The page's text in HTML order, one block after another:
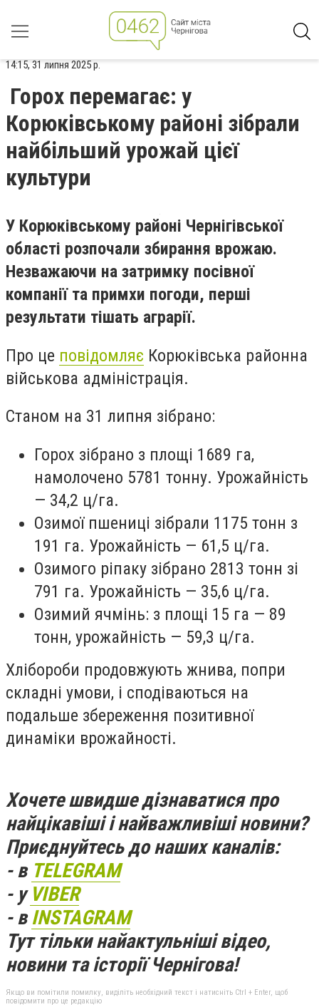
14:15, 31 липня 2025 р.
Горох перемагає: у
Корюківському районі зібрали
найбільший урожай цієї
культури
У Корюківському районі Чернігівської
області розпочали збирання врожаю.
Незважаючи на затримку посівної
компанії та примхи погоди, перші
результати тішать аграрії.
Про це повідомляє Корюківська районна
військова адміністрація.
Станом на 31 липня зібрано:
Горох зібрано з площі 1689 га,
намолочено 5781 тонну. Урожайність
— 34,2 ц/га.
Озимої пшениці зібрали 1175 тонн з
191 га. Урожайність — 61,5 ц/га.
Озимого ріпаку зібрано 2813 тонн зі
791 га. Урожайність — 35,6 ц/га.
Озимий ячмінь: з площі 15 га — 89
тонн, урожайність — 59,3 ц/га.
Хлібороби продовжують жнива, попри
складні умови, і сподіваються на
подальше збереження позитивної
динаміки врожайності.
Хочете швидше дізнаватися про
найцікавіші і найважливіші новини?
Приєднуйтесь до наших каналів:
- в TELEGRAM
- у VIBER
- вINSTAGRAM
Тут тільки найактульніші відео,
новини та історії Чернігова!
Якщо ви помітили помилку, виділіть необхідний текст і натисніть Ctrl + Enter, щоб
повідомити про це редакцію